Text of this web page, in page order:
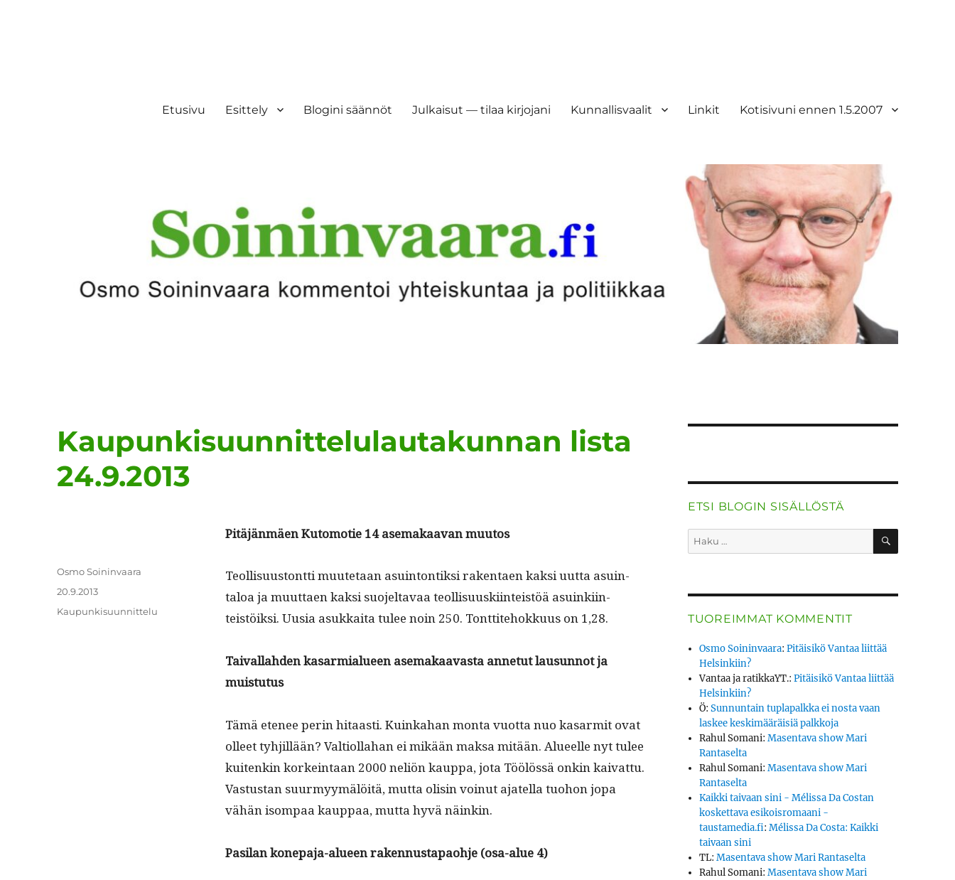
Etusivu Esittely Blogini säännöt Julkaisut — tilaa kirjojani Kunnallisvaalit Linkit Kotisivuni ennen 1.5.2007
Kaupunkisuunnittelulautakunnan lista
24.9.2013
Pitäjän­mäen Kuto­motie 14 ase­makaa­van muutos
Teol­lisu­us­tont­ti muute­taan asuin­ton­tik­si rak­en­taen kak­si uut­ta asuin­
taloa ja muut­taen kak­si suo­jeltavaa teol­lisu­uski­in­teistöä asuinki­in­
teistöik­si. Uusia asukkai­ta tulee noin 250. Tont­tite­hokku­us on 1,28.
Taival­lah­den kasarmi­alueen ase­makaavas­ta annetut lausun­not ja
muistutus
Tämä ete­nee perin hitaasti. Kuinka­han mon­ta vuot­ta nuo kasar­mit ovat
olleet tyhjil­lään? Val­ti­ol­la­han ei mikään mak­sa mitään. Alueelle nyt tulee
kuitenkin korkein­taan 2000 neliön kaup­pa, jota Töölössä onkin kai­vat­tu.
Vas­tus­tan suurmyymälöitä, mut­ta olisin voin­ut ajatel­la tuo­hon jopa
vähän isom­paa kaup­paa, mut­ta hyvä näinkin.
Pasi­lan konepa­ja-alueen raken­nustapao­hje (osa-alue 4)
Kirjoittaja
Osmo Soininvaara
Julkaistu
20.9.2013
Kategoriat
Kaupunkisuunnittelu
ETSI BLOGIN SISÄLLÖSTÄ
Etsi: HAKU
TUOREIMMAT KOMMENTIT
Osmo Soininvaara:Pitäisikö Vantaa liittää
Helsinkiin?
Vantaa ja ratikkaYT.:Pitäisikö Vantaa liittää
Helsinkiin?
Ö:Sunnuntain tuplapalkka ei nosta vaan
laskee keskimääräisiä palkkoja
Rahul Somani:Masentava show Mari
Rantaselta
Rahul Somani:Masentava show Mari
Rantaselta
Kaikki taivaan sini - Mélissa Da Costan
koskettava esikoisromaani -
taustamedia.fi:Mélissa Da Costa: Kaikki
taivaan sini
TL:Masentava show Mari Rantaselta
Rahul Somani:Masentava show Mari